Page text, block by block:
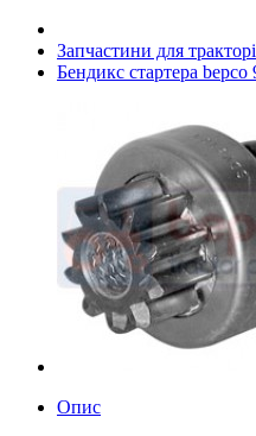
Запчастини для
Бендикс стартера bepco
Опис